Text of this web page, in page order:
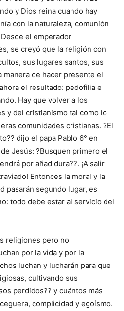
y Dios reina cuando hay
con la naturaleza, comunión
el emperador
se creyó que la religión con
sus lugares santos, sus
manera de hacer presente el
el resultado: pedofilia e
Hay que volver a los
y del cristianismo tal como lo
comunidades cristianas. ?El
dijo el papa Pablo 6° en
Jesús: ?Busquen primero el
por añadidura??. ¡A salir
Entonces la moral y la
pasarán segundo lugar, es
todo debe estar al servicio del
religiones pero no
por la vida y por la
luchan y lucharán para que
cultivando sus
perdidos?? y cuántos más
complicidad y egoísmo.